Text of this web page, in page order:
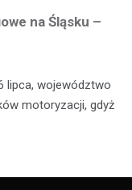
na Śląsku –
lipca, województwo
motoryzacji, gdyż